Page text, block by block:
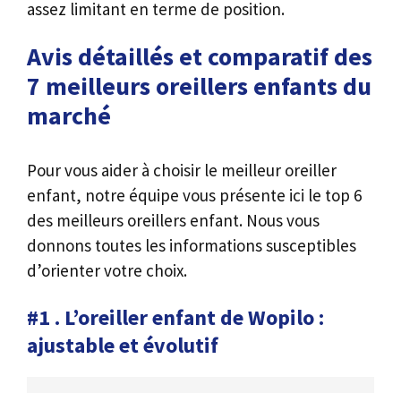
assez limitant en terme de position.
Avis détaillés et comparatif des
7 meilleurs oreillers enfants du
marché
Pour vous aider à choisir le meilleur oreiller
enfant, notre équipe vous présente ici le top 6
des meilleurs oreillers enfant. Nous vous
donnons toutes les informations susceptibles
d’orienter votre choix.
#1 . L’oreiller enfant de Wopilo :
ajustable et évolutif